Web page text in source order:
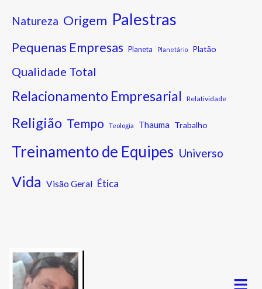
Natureza Origem Palestras
Pequenas Empresas Planeta Planetário Platão
Qualidade Total
Relacionamento Empresarial Relatividade
Religião Tempo Teologia Thauma Trabalho
Treinamento de Equipes Universo
Vida Visão Geral Ética
Menu